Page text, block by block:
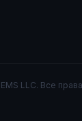
LLC. Все